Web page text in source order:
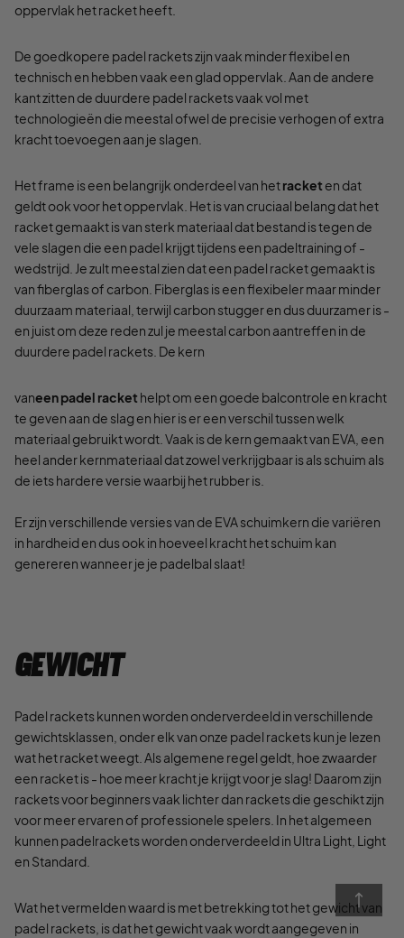
oppervlak het racket heeft.
De goedkopere padel rackets zijn vaak minder flexibel en
technisch en hebben vaak een glad oppervlak. Aan de andere
kant zitten de duurdere padel rackets vaak vol met
technologieën die meestal ofwel de precisie verhogen of extra
kracht toevoegen aan je slagen.
Het frame is een belangrijk onderdeel van hetracket en dat
geldt ook voor het oppervlak. Het is van cruciaal belang dat het
racket gemaakt is van sterk materiaal dat bestand is tegen de
vele slagen die een padel krijgt tijdens een padeltraining of -
wedstrijd. Je zult meestal zien dat een padel racket gemaakt is
van fiberglas of carbon. Fiberglas is een flexibeler maar minder
duurzaam materiaal, terwijl carbon stugger en dus duurzamer is -
en juist om deze reden zul je meestal carbon aantreffen in de
duurdere padel rackets. De kern
vaneen padel racket helpt om een goede balcontrole en kracht
te geven aan de slag en hier is er een verschil tussen welk
materiaal gebruikt wordt. Vaak is de kern gemaakt van EVA, een
heel ander kernmateriaal dat zowel verkrijgbaar is als schuim als
de iets hardere versie waarbij het rubber is.
Er zijn verschillende versies van de EVA schuimkern die variëren
in hardheid en dus ook in hoeveel kracht het schuim kan
genereren wanneer je je padelbal slaat!
Gewicht
Padel rackets kunnen worden onderverdeeld in verschillende
gewichtsklassen, onder elk van onze padel rackets kun je lezen
wat het racket weegt. Als algemene regel geldt, hoe zwaarder
een racket is - hoe meer kracht je krijgt voor je slag! Daarom zijn
rackets voor beginners vaak lichter dan rackets die geschikt zijn
voor meer ervaren of professionele spelers. In het algemeen
kunnen padelrackets worden onderverdeeld in Ultra Light, Light
en Standard.
Wat het vermelden waard is met betrekking tot het gewicht van
padel rackets, is dat het gewicht vaak wordt aangegeven in